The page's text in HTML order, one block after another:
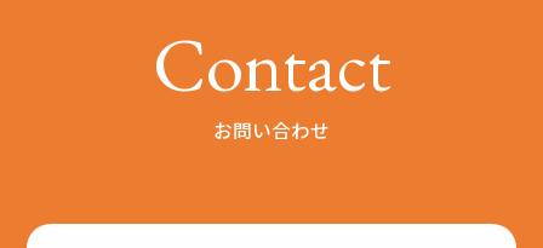
Contact
お問い合わせ